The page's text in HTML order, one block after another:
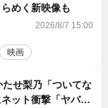
めく新映像も
2026/8/7 15:00
映画
せ梨乃「ついてな
ット衝撃「ヤバす